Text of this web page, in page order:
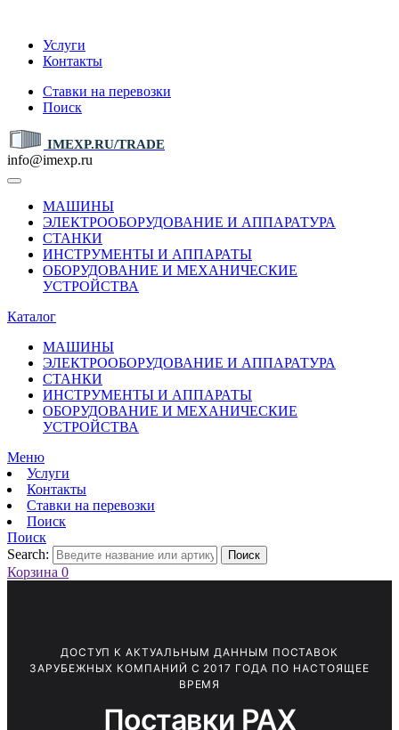
Услуги
Контакты
Ставки на перевозки
Поиск
IMEXP.RU/TRADE
info@imexp.ru
МАШИНЫ
ЭЛЕКТРООБОРУДОВАНИЕ И АППАРАТУРА
СТАНКИ
ИНСТРУМЕНТЫ И АППАРАТЫ
ОБОРУДОВАНИЕ И МЕХАНИЧЕСКИЕ
УСТРОЙСТВА
Каталог
МАШИНЫ
ЭЛЕКТРООБОРУДОВАНИЕ И АППАРАТУРА
СТАНКИ
ИНСТРУМЕНТЫ И АППАРАТЫ
ОБОРУДОВАНИЕ И МЕХАНИЧЕСКИЕ
УСТРОЙСТВА
Меню
Услуги
Контакты
Ставки на перевозки
Поиск
Поиск
Search:
Поиск
Корзина 0
ДОСТУП К АКТУАЛЬНЫМ ДАННЫМ ПОСТАВОК
ЗАРУБЕЖНЫХ КОМПАНИЙ С 2017 ГОДА ПО НАСТОЯЩЕЕ
ВРЕМЯ
Поставки PAX